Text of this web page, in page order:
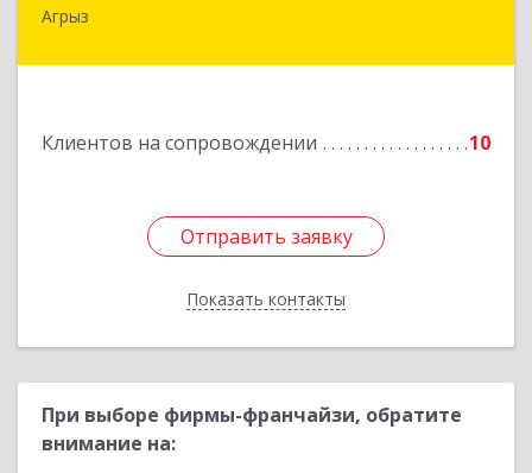
Агрыз
Клиентов на сопровождении 10
Отправить заявку
Показать контакты
Подробнее
Отправить заявку
Назад
При выборе фирмы-франчайзи, обратите
внимание на: